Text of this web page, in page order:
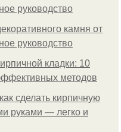
руководство
камня от
руководство
кладки: 10
методов
сделать кирпичную
руками — легко и